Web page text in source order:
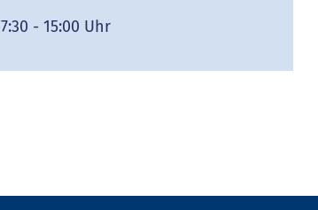
7:30 - 15:00 Uhr